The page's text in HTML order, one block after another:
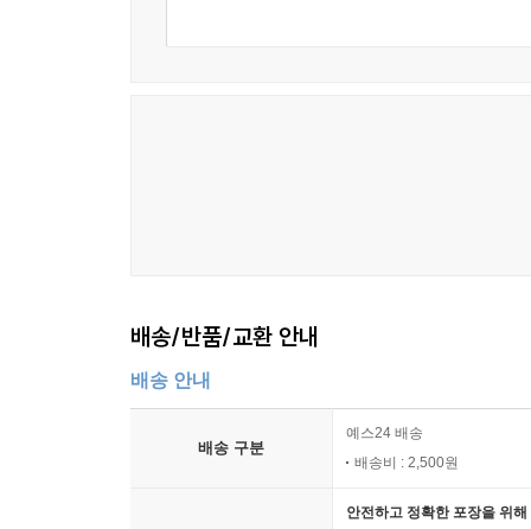
배송/반품/교환 안내
배송 안내
배송 구분
예스24 배송
배송비 : 2,500원
안전하고 정확한 포장을 위